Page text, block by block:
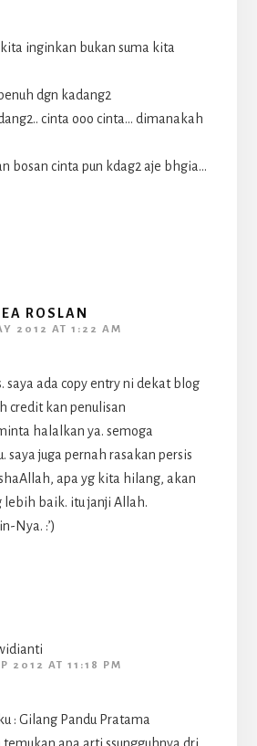
inginkan bukan suma kita
dgn kadang2
cinta ooo cinta… dimanakah
bosan cinta pun kdag2 aje bhgia…
ROSLAN
2012 AT 1:22 AM
saya ada copy entry ni dekat blog
credit kan penulisan
halalkan ya. semoga
saya juga pernah rasakan persis
apa yg kita hilang, akan
lebih baik. itu janji Allah.
Nya. :’)
2012 AT 11:18 PM
: Gilang Pandu Pratama
apa arti ssungguhnya dri